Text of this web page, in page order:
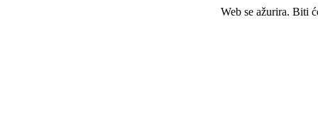
Web se ažurira. Biti